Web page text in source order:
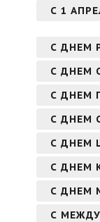
С 1
С ДНЕМ
С ДНЕМ
С ДНЕМ
С ДНЕМ
С ДНЕМ
С ДНЕМ
С ДНЕМ
С